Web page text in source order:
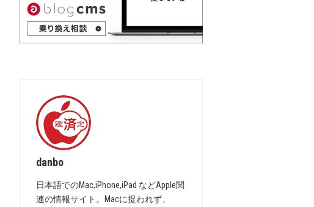
danbo
日本語でのMac,iPhone,iPad などApple関
連の情報サイト。Macに捉われず、